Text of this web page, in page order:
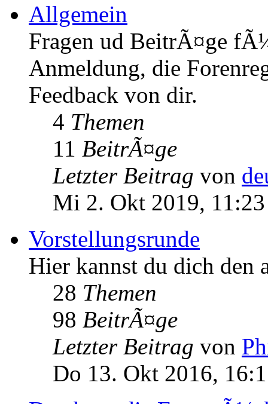
Allgemein
Fragen ud BeitrÃ¤ge
Anmeldung, die
Feedback von dir.
4 Themen
11 BeitrÃ¤ge
Letzter Beitrag von
Mi 2. Okt 2019, 11:23
Vorstellungsrunde
Hier kannst du dich den
28 Themen
98 BeitrÃ¤ge
Letzter Beitrag von
Do 13. Okt 2016,